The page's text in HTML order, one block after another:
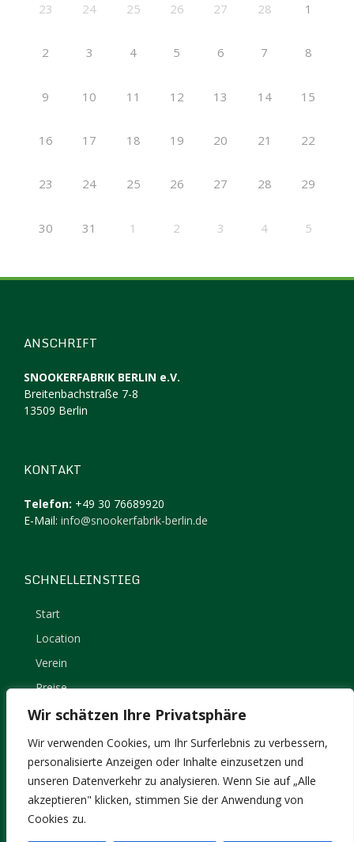
Wir schätzen Ihre Privatsphäre
Wir verwenden Cookies, um Ihr Surferlebnis zu verbessern,
personalisierte Anzeigen oder Inhalte einzusetzen und
unseren Datenverkehr zu analysieren. Wenn Sie auf „Alle
akzeptieren" klicken, stimmen Sie der Anwendung von
Cookies zu.
23 24 25 26 27 28 1
2 3 4 5 6 7 8
9 10 11 12 13 14 15
16 17 18 19 20 21 22
23 24 25 26 27 28 29
30 31 1 2 3 4 5
ANSCHRIFT
SNOOKERFABRIK BERLIN e.V.
Breitenbachstraße 7-8
13509 Berlin
KONTAKT
Telefon: +49 30 76689920
E-Mail: info@snookerfabrik-berlin.de
SCHNELLEINSTIEG
Start
Location
Verein
Preise
Kontakt
Impressum
Datenschutz